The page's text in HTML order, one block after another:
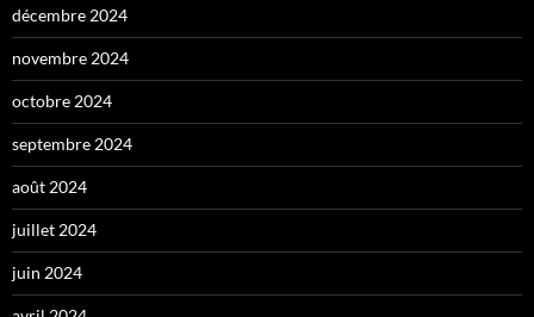
décembre 2024
novembre 2024
octobre 2024
septembre 2024
août 2024
juillet 2024
juin 2024